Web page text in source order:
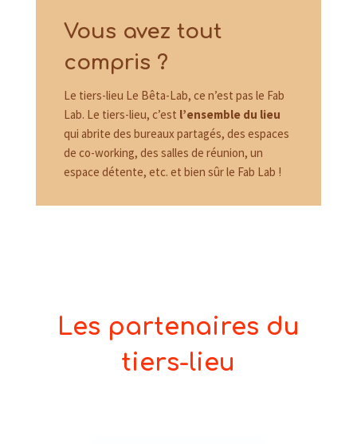
Vous avez tout
compris ?
Le tiers-lieu Le Bêta-Lab, ce n’est pas le Fab
Lab. Le tiers-lieu, c’est l’ensemble du lieu
qui abrite des bureaux partagés, des espaces
de co-working, des salles de réunion, un
espace détente, etc. et bien sûr le Fab Lab !
Les partenaires du
tiers-lieu